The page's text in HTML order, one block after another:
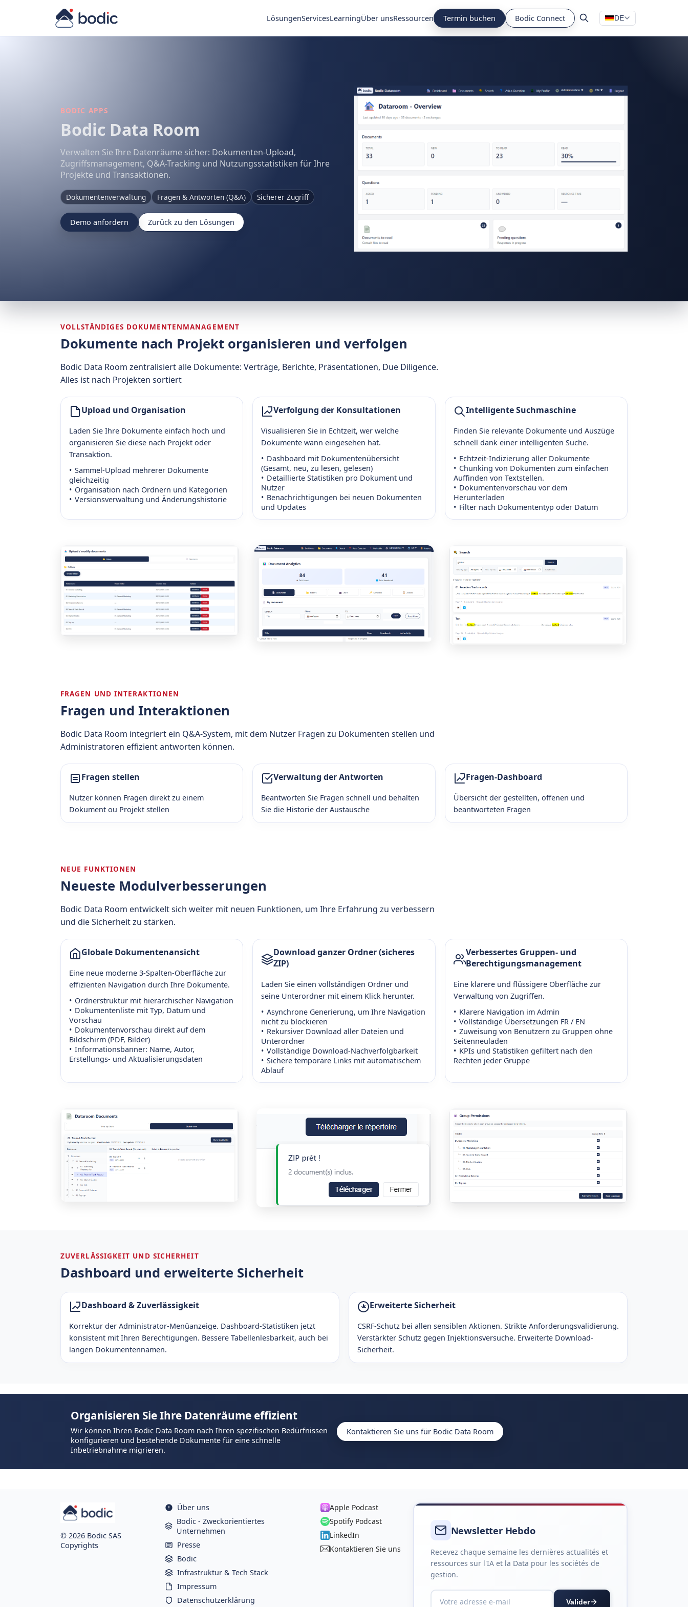
LösungenServicesLearningÜber unsRessourcen Termin buchen Bodic Connect DE
BODIC APPS
Bodic Data Room
Verwalten Sie Ihre Datenräume sicher: Dokumenten-Upload,
Zugriffsmanagement, Q&A-Tracking und Nutzungsstatistiken für Ihre
Projekte und Transaktionen.
Dokumentenverwaltung Fragen & Antworten (Q&A) Sicherer Zugriff
Demo anfordern Zurück zu den Lösungen
VOLLSTÄNDIGES DOKUMENTENMANAGEMENT
Dokumente nach Projekt organisieren und verfolgen
Bodic Data Room zentralisiert alle Dokumente: Verträge, Berichte, Präsentationen, Due Diligence.
Alles ist nach Projekten sortiert
Upload und Organisation
Laden Sie Ihre Dokumente einfach hoch und
organisieren Sie diese nach Projekt oder
Transaktion.
Sammel-Upload mehrerer Dokumente
gleichzeitig
Organisation nach Ordnern und Kategorien
Versionsverwaltung und Änderungshistorie
Verfolgung der Konsultationen
Visualisieren Sie in Echtzeit, wer welche
Dokumente wann eingesehen hat.
Dashboard mit Dokumentenübersicht
(Gesamt, neu, zu lesen, gelesen)
Detaillierte Statistiken pro Dokument und
Nutzer
Benachrichtigungen bei neuen Dokumenten
und Updates
Intelligente Suchmaschine
Finden Sie relevante Dokumente und Auszüge
schnell dank einer intelligenten Suche.
Echtzeit-Indizierung aller Dokumente
Chunking von Dokumenten zum einfachen
Auffinden von Textstellen.
Dokumentenvorschau vor dem
Herunterladen
Filter nach Dokumententyp oder Datum
FRAGEN UND INTERAKTIONEN
Fragen und Interaktionen
Bodic Data Room integriert ein Q&A-System, mit dem Nutzer Fragen zu Dokumenten stellen und
Administratoren effizient antworten können.
Fragen stellen
Nutzer können Fragen direkt zu einem
Dokument ou Projekt stellen
Verwaltung der Antworten
Beantworten Sie Fragen schnell und behalten
Sie die Historie der Austausche
Fragen-Dashboard
Übersicht der gestellten, offenen und
beantworteten Fragen
NEUE FUNKTIONEN
Neueste Modulverbesserungen
Bodic Data Room entwickelt sich weiter mit neuen Funktionen, um Ihre Erfahrung zu verbessern
und die Sicherheit zu stärken.
Globale Dokumentenansicht
Eine neue moderne 3-Spalten-Oberfläche zur
effizienten Navigation durch Ihre Dokumente.
Ordnerstruktur mit hierarchischer Navigation
Dokumentenliste mit Typ, Datum und
Vorschau
Dokumentenvorschau direkt auf dem
Bildschirm (PDF, Bilder)
Informationsbanner: Name, Autor,
Erstellungs- und Aktualisierungsdaten
Download ganzer Ordner (sicheres
ZIP)
Laden Sie einen vollständigen Ordner und
seine Unterordner mit einem Klick herunter.
Asynchrone Generierung, um Ihre Navigation
nicht zu blockieren
Rekursiver Download aller Dateien und
Unterordner
Vollständige Download-Nachverfolgbarkeit
Sichere temporäre Links mit automatischem
Ablauf
Verbessertes Gruppen- und
Berechtigungsmanagement
Eine klarere und flüssigere Oberfläche zur
Verwaltung von Zugriffen.
Klarere Navigation im Admin
Vollständige Übersetzungen FR / EN
Zuweisung von Benutzern zu Gruppen ohne
Seitenneuladen
KPIs und Statistiken gefiltert nach den
Rechten jeder Gruppe
ZUVERLÄSSIGKEIT UND SICHERHEIT
Dashboard und erweiterte Sicherheit
Dashboard & Zuverlässigkeit
Korrektur der Administrator-Menüanzeige. Dashboard-Statistiken jetzt
konsistent mit Ihren Berechtigungen. Bessere Tabellenlesbarkeit, auch bei
langen Dokumentennamen.
Erweiterte Sicherheit
CSRF-Schutz bei allen sensiblen Aktionen. Strikte Anforderungsvalidierung.
Verstärkter Schutz gegen Injektionsversuche. Erweiterte Download-
Sicherheit.
Organisieren Sie Ihre Datenräume effizient
Wir können Ihren Bodic Data Room nach Ihren spezifischen Bedürfnissen
konfigurieren und bestehende Dokumente für eine schnelle
Inbetriebnahme migrieren.
Kontaktieren Sie uns für Bodic Data Room
© 2026 Bodic SAS
Copyrights
Über uns
Bodic - Zweckorientiertes
Unternehmen
Presse
Bodic
Infrastruktur & Tech Stack
Impressum
Datenschutzerklärung
Apple Podcast
Spotify Podcast
LinkedIn
Kontaktieren Sie uns
Newsletter Hebdo
Recevez chaque semaine les dernières actualités et
ressources sur l'IA et la Data pour les sociétés de
gestion.
Valider